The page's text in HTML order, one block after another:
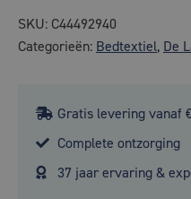
SKU: C44492940
Categorieën: Bedtextiel, De
Gratis levering vanaf
Complete ontzorging
37 jaar ervaring &